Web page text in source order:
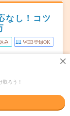
なし！コツ
み WEB登録OK
ろう！